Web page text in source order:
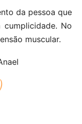
da pessoa que
No
muscular.